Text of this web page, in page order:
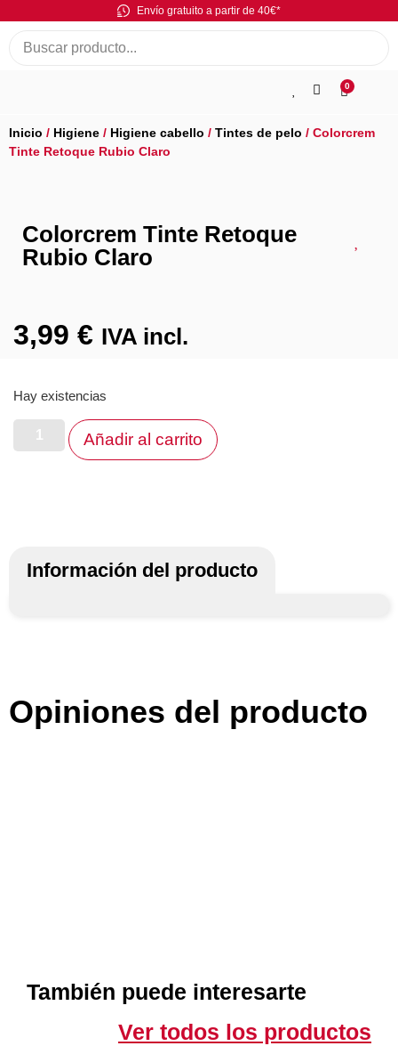
Envío gratuito a partir de 40€*
0
Inicio / Higiene / Higiene cabello / Tintes de pelo / Colorcrem
Tinte Retoque Rubio Claro
Colorcrem Tinte Retoque
Rubio Claro
3,99 € IVA incl.
Hay existencias
Añadir al carrito
Información del producto
Opiniones del producto
También puede interesarte
Ver todos los productos